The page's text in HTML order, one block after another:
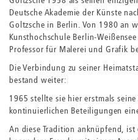
Deutsche Akademie der Künste
Goltzsche in Berlin. Von 1980 an
Kunsthochschule Berlin-
Professor für Malerei und Grafik
Die Verbindung zu seiner
bestand weiter:
1965 stellte sie hier erstmals
kontinuierlichen Beteiligungen
An diese Tradition anknüpfend,